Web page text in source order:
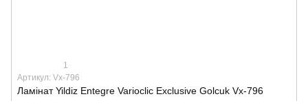
1
Артикул: Vx-796
Ламінат Yildiz Entegre Varioclic Exclusive Golcuk Vx-796